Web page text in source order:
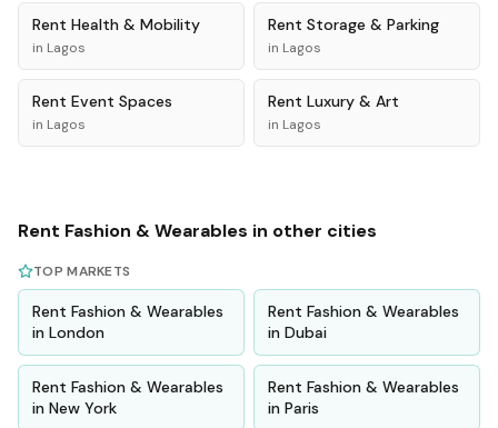
Rent Health & Mobility
in Lagos
Rent Storage & Parking
in Lagos
Rent Event Spaces
in Lagos
Rent Luxury & Art
in Lagos
Rent Fashion & Wearables in other cities
TOP MARKETS
Rent Fashion & Wearables
in London
Rent Fashion & Wearables
in Dubai
Rent Fashion & Wearables
in New York
Rent Fashion & Wearables
in Paris